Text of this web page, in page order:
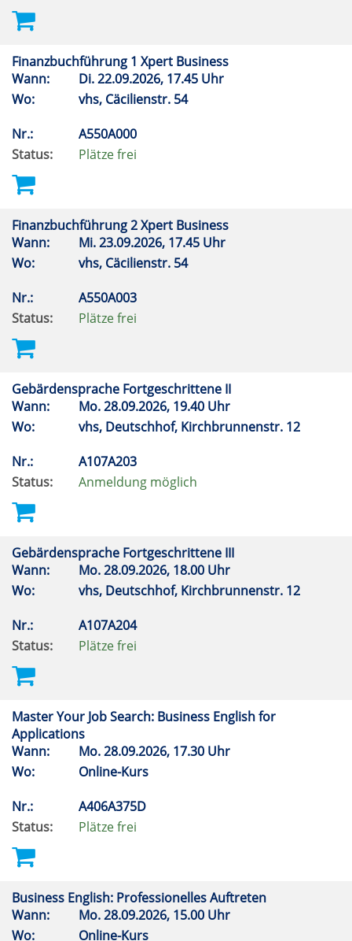
Finanzbuchführung 1 Xpert Business
Wann:
Di.22.09.2026, 17.45 Uhr
Wo:
vhs, Cäcilienstr. 54
Nr.:
A550A000
Status:
Plätze frei
Finanzbuchführung 2 Xpert Business
Wann:
Mi.23.09.2026, 17.45 Uhr
Wo:
vhs, Cäcilienstr. 54
Nr.:
A550A003
Status:
Plätze frei
Gebärdensprache Fortgeschrittene II
Wann:
Mo.28.09.2026, 19.40 Uhr
Wo:
vhs, Deutschhof, Kirchbrunnenstr. 12
Nr.:
A107A203
Status:
Anmeldung möglich
Gebärdensprache Fortgeschrittene III
Wann:
Mo.28.09.2026, 18.00 Uhr
Wo:
vhs, Deutschhof, Kirchbrunnenstr. 12
Nr.:
A107A204
Status:
Plätze frei
Master Your Job Search: Business English for
Applications
Wann:
Mo.28.09.2026, 17.30 Uhr
Wo:
Online-Kurs
Nr.:
A406A375D
Status:
Plätze frei
Business English: Professionelles Auftreten
Wann:
Mo.28.09.2026, 15.00 Uhr
Wo:
Online-Kurs